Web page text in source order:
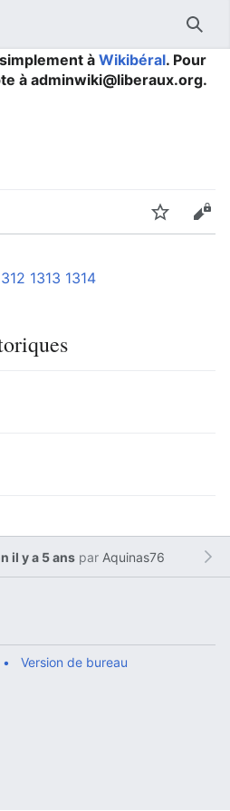
à Wikibéral. Pour
à adminwiki@liberaux.org.
Suivre
1313 1314
il y a 5 anspar Aquinas76
Version de bureau